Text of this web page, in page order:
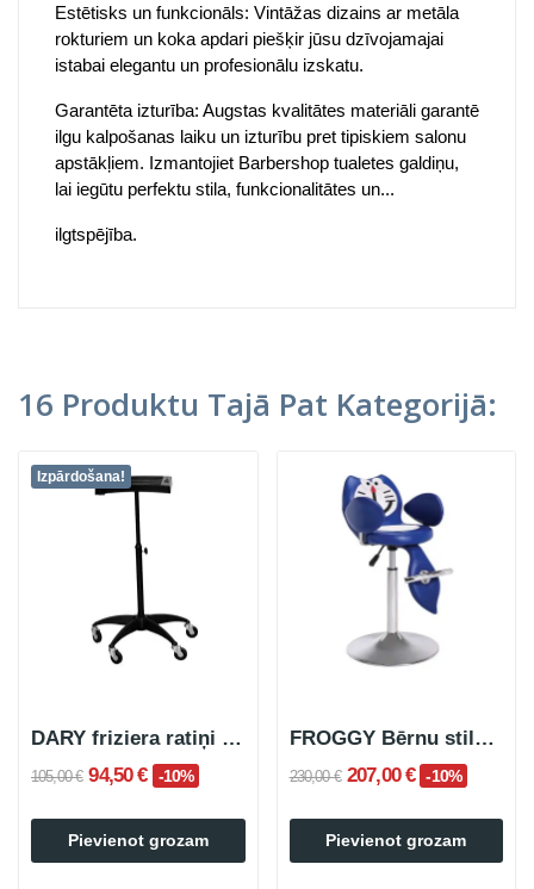
Estētisks un funkcionāls: Vintāžas dizains ar metāla
rokturiem un koka apdari piešķir jūsu dzīvojamajai
istabai elegantu un profesionālu izskatu.
Garantēta izturība: Augstas kvalitātes materiāli garantē
ilgu kalpošanas laiku un izturību pret tipiskiem salonu
apstākļiem. Izmantojiet Barbershop tualetes galdiņu,
lai iegūtu perfektu stila, funkcionalitātes un...
ilgtspējība.
16 Produktu Tajā Pat Kategorijā:
Izpārdošana!
DARY friziera ratiņi uz riteņiem ar melnu paplāti
105,00 € 94,50 € -10%
Pievienot grozam
FROGGY Bērnu stila krēsls
230,00 € 207,00 € -10%
Pievienot grozam